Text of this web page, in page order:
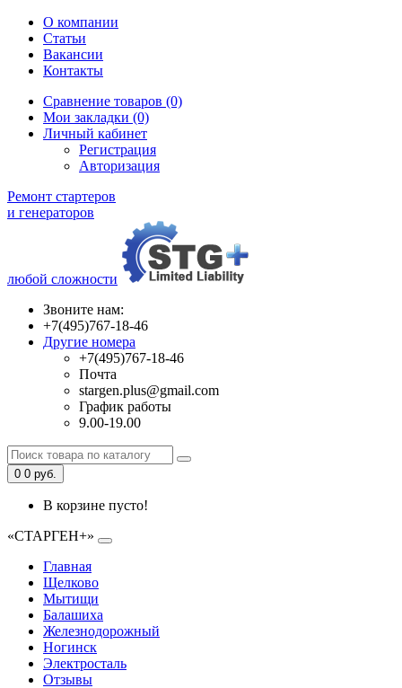
О компании
Статьи
Вакансии
Контакты
Сравнение товаров (0)
Мои закладки (0)
Личный кабинет
Регистрация
Авторизация
Ремонт стартеров
и генераторов
любой сложности
Звоните нам:
+7(495)767-18-46
Другие номера
+7(495)767-18-46
Почта
stargen.plus@gmail.com
График работы
9.00-19.00
0 0 руб.
В корзине пусто!
«СТАРГЕН+»
Главная
Щелково
Мытищи
Балашиха
Железнодорожный
Ногинск
Электросталь
Отзывы